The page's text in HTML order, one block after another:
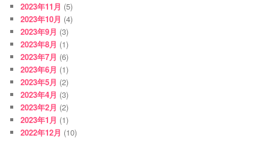
2023年11月 (5)
2023年10月 (4)
2023年9月 (3)
2023年8月 (1)
2023年7月 (6)
2023年6月 (1)
2023年5月 (2)
2023年4月 (3)
2023年2月 (2)
2023年1月 (1)
2022年12月 (10)